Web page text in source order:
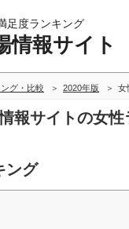
足度ランキング
情報サイト
グ・比較 2020年版 女
報サイトの女
ング